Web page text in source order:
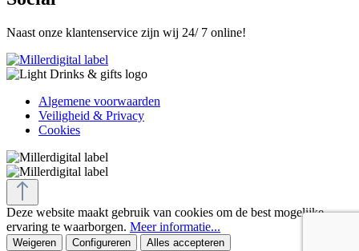
Naast onze klantenservice zijn wij 24/ 7 online!
Algemene voorwaarden
Veiligheid & Privacy
Cookies
Deze website maakt gebruik van cookies om de best mogelijke
ervaring te waarborgen. Meer informatie...
Weigeren Configureren Alles accepteren